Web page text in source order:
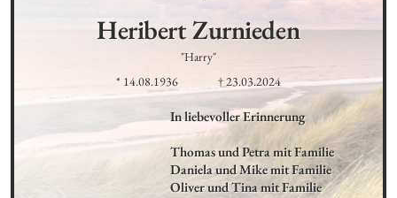
HeribertZurnieden
"Harry"
* 14.08.1936
† 23.03.2024
In liebevoller Erinnerung
Thomas und Petra mit Familie
Daniela und Mike mit Familie
Oliver und Tina mit Familie